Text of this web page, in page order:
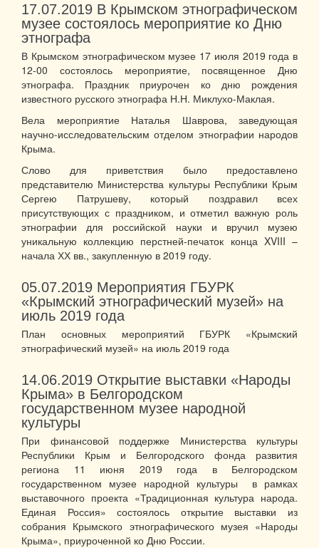
17.07.2019 В Крымском этнографическом
музее состоялось мероприятие ко Дню
этнографа
В Крымском этнографическом музее 17 июля 2019 года в
12-00 состоялось мероприятие, посвященное Дню
этнографа. Праздник приурочен ко дню рождения
известного русского этнографа Н.Н. Миклухо-Маклая.
Вела мероприятие Наталья Шаврова, заведующая
научно-исследовательским отделом этнографии народов
Крыма.
Слово для приветствия было предоставлено
представителю Министерства культуры Республики Крым
Сергею Патрушеву, который поздравил всех
присутствующих с праздником, и отметил важную роль
этнографии для российской науки и вручил музею
уникальную коллекцию перстней-печаток конца XVIII –
начала ХХ вв., закупленную в 2019 году.
05.07.2019 Мероприятия ГБУРК
«Крымский этнографический музей» на
июль 2019 года
План основных мероприятий ГБУРК «Крымский
этнографический музей» на июль 2019 года
14.06.2019 Открытие выставки «Народы
Крыма» в Белгородском
государственном музее народной
культуры
При финансовой поддержке Министерства культуры
Республики Крым и Белгородского фонда развития
региона 11 июня 2019 года в Белгородском
государственном музее народной культуры в рамках
выставочного проекта «Традиционная культура народа.
Единая Россия» состоялось открытие выставки из
собрания Крымского этнографического музея «Народы
Крыма», приуроченной ко Дню России.